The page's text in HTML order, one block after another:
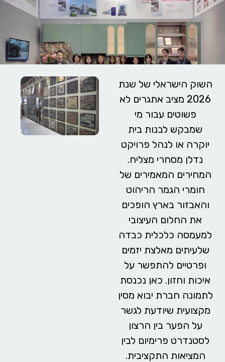
השוק הישראלי של שנת
2026 מציב אתגרים לא
פשוטים עבור מי
שמבקש לבנות בית
יוקרה או לנהל פרויקט
נדלן מסחרי מצליח.
המחירים המאמירים של
חומרי הגמר הריהוט
והאבזור בארץ הופכים
את החלום העיצובי
למעמסה כלכלית כבדה
שלעיתים מאלצת יזמים
ופרטיים להתפשר על
איכות וחזון. כאן נכנסת
לתמונה חברת יבוא מסין
מקצועית שיודעת לגשר
על הפער בין הרצון
לסטנדרט פרימיום לבין
המציאות התקציבית.